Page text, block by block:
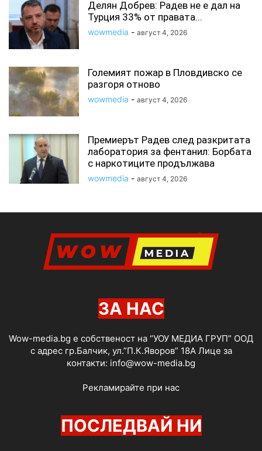
Делян Добрев: Радев не е дал на
Турция 33% от правата...
wowmedia - август 4, 2026
Големият пожар в Пловдивско се
разгоря отново
wowmedia - август 4, 2026
Премиерът Радев след разкритата
лаборатория за фентанил: Борбата
с наркотиците продължава
wowmedia - август 4, 2026
ЗА НАС
Wow-media.bg е собственост на “УОУ МЕДИА ГРУП” ООД
с адрес гр.Балчик, ул.”П.К.Яворов” 18А Лице за
контакти: info@wow-media.bg
Рекламирайте при нас
ПОСЛЕДВАЙ НИ